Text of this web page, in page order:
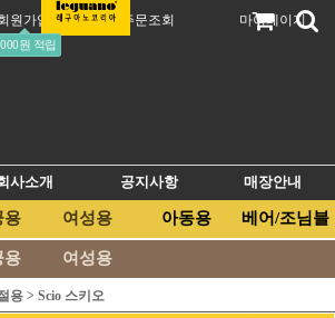
원가입
원 적립
주문조회 마이페이지
사소개 공지사항 매장안내
용 여성용 아동용 베어/조님블
용 여성용
용 > Scio 스키오